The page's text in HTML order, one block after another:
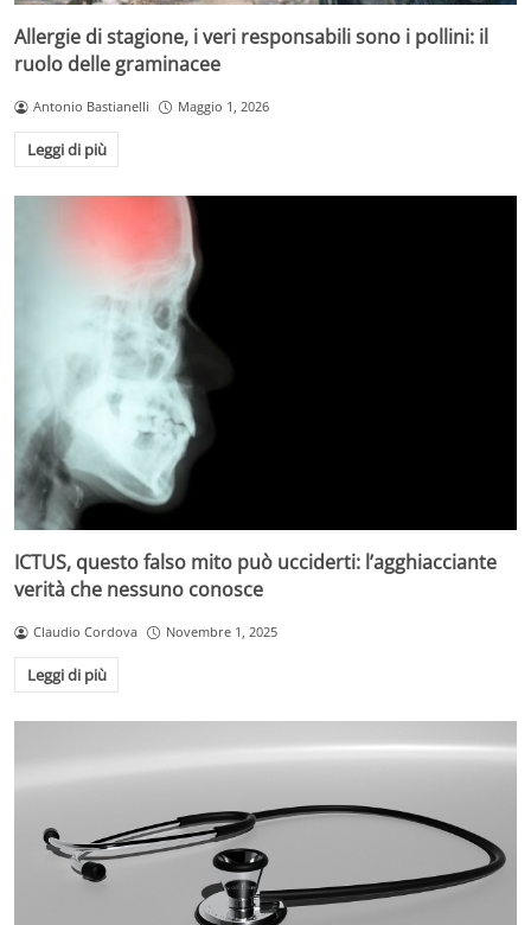
Allergie di stagione, i veri responsabili sono i pollini: il
ruolo delle graminacee
Antonio Bastianelli Maggio 1, 2026
Leggi di più
ICTUS, questo falso mito può ucciderti: l’agghiacciante
verità che nessuno conosce
Claudio Cordova Novembre 1, 2025
Leggi di più